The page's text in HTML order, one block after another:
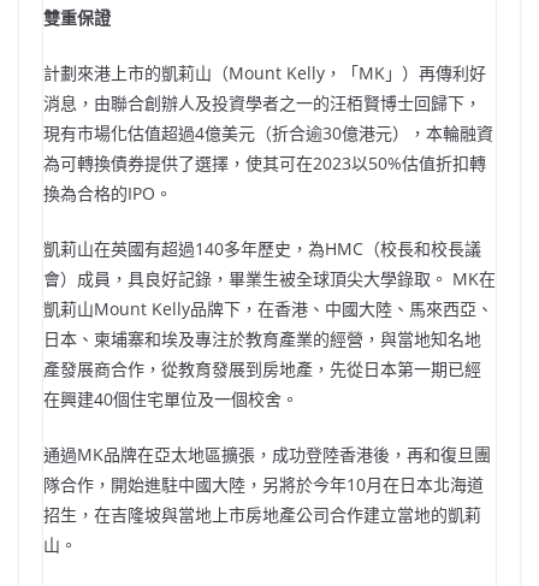
雙重保證
計劃來港上市的凱莉山（Mount Kelly，「MK」）再傳利好
消息，由聯合創辦人及投資學者之一的汪栢賢博士回歸下，
現有市場化估值超過4億美元（折合逾30億港元），本輪融資
為可轉換債券提供了選擇，使其可在2023以50%估值折扣轉
換為合格的IPO。
凱莉山在英國有超過140多年歷史，為HMC（校長和校長議
會）成員，具良好記錄，畢業生被全球頂尖大學錄取。 MK在
凱莉山Mount Kelly品牌下，在香港、中國大陸、馬來西亞、
日本、柬埔寨和埃及專注於教育產業的經營，與當地知名地
產發展商合作，從教育發展到房地產，先從日本第一期已經
在興建40個住宅單位及一個校舍。
通過MK品牌在亞太地區擴張，成功登陸香港後，再和復旦團
隊合作，開始進駐中國大陸，另將於今年10月在日本北海道
招生，在吉隆坡與當地上市房地產公司合作建立當地的凱莉
山。